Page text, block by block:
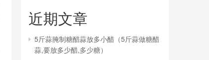
近期文章
5斤蒜腌制糖醋蒜放多小醋（5斤蒜做糖醋
蒜,要放多少醋,多少糖）